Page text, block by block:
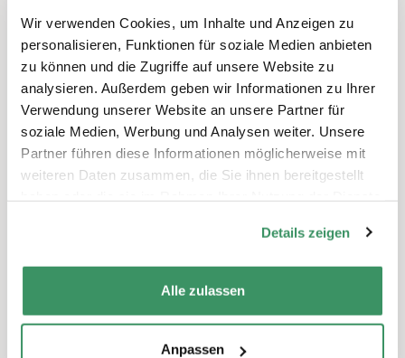
Wir verwenden Cookies, um Inhalte und Anzeigen zu
personalisieren, Funktionen für soziale Medien anbieten
zu können und die Zugriffe auf unsere Website zu
analysieren. Außerdem geben wir Informationen zu Ihrer
Verwendung unserer Website an unsere Partner für
soziale Medien, Werbung und Analysen weiter. Unsere
Partner führen diese Informationen möglicherweise mit
weiteren Daten zusammen, die Sie ihnen bereitgestellt
Details zeigen
Alle zulassen
Anpassen
Themen
Zusammenleben, Nachbarschaft & Quartiere
Partizipation, Integration & Inklusion,
Gemeinnütziges Engagement
Anmeldeschluss: 15. Oktober 2016
Schreiben Sie einen Kommentar
Sie müssen angemeldetsein, um einen
Kommentar abzugeben.